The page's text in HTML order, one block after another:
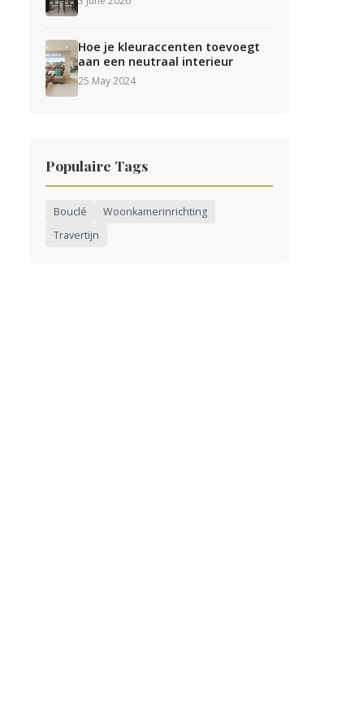
Hoe je kleuraccenten toevoegt
aan een neutraal interieur
25 May 2024
Populaire Tags
Bouclé
Woonkamerinrichting
Travertijn